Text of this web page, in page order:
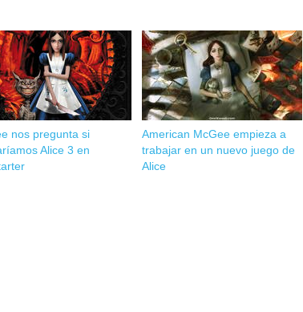
nos pregunta si
Alice 3 en
American McGee empieza a
trabajar en un nuevo juego de
Alice